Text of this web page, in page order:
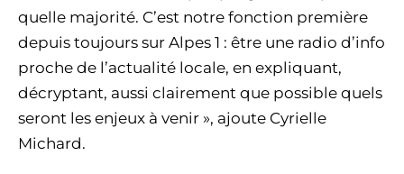
quelle majorité. C’est notre fonction première
depuis toujours sur Alpes 1 : être une radio d’info
proche de l’actualité locale, en expliquant,
décryptant, aussi clairement que possible quels
seront les enjeux à venir », ajoute Cyrielle
Michard.